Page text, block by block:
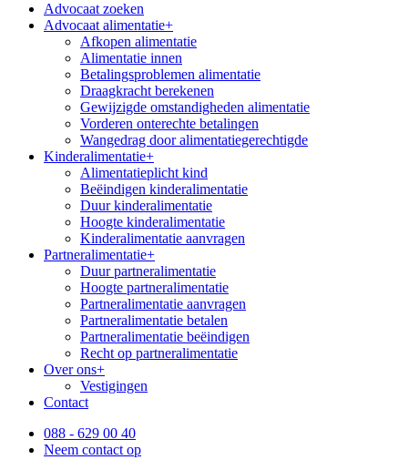
Advocaat zoeken
Advocaat alimentatie+
Afkopen alimentatie
Alimentatie innen
Betalingsproblemen alimentatie
Draagkracht berekenen
Gewijzigde omstandigheden alimentatie
Vorderen onterechte betalingen
Wangedrag door alimentatiegerechtigde
Kinderalimentatie+
Alimentatieplicht kind
Beëindigen kinderalimentatie
Duur kinderalimentatie
Hoogte kinderalimentatie
Kinderalimentatie aanvragen
Partneralimentatie+
Duur partneralimentatie
Hoogte partneralimentatie
Partneralimentatie aanvragen
Partneralimentatie betalen
Partneralimentatie beëindigen
Recht op partneralimentatie
Over ons+
Vestigingen
Contact
088 - 629 00 40
Neem contact op